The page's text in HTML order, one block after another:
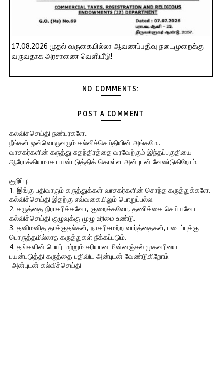
17.08.2026 முதல் வருகையில்லா ஆவணப்பதிவு நடைமுறைக்கு
வருவதாக அரசாணை வெளியீடு!
NO COMMENTS:
POST A COMMENT
கல்விச்செய்தி நண்பர்களே..
நீங்கள் ஒவ்வொருவரும் கல்விச்செய்தியின் அங்கமே..
வாசகர்களின் கருத்து சுதந்திரத்தை வரவேற்கும் இந்தப்பகுதியை
ஆரோக்கியமாக பயன்படுத்திக் கொள்ள அன்புடன் வேண்டுகிறோம்.
குறிப்பு:
1. இங்கு பதிவாகும் கருத்துக்கள் வாசகர்களின் சொந்த கருத்துக்களே.
கல்விச்செய்தி இதற்கு எவ்வகையிலும் பொறுப்பல்ல.
2. கருத்தை நிராகரிக்கவோ, குறைக்கவோ, தணிக்கை செய்யவோ
கல்விச்செய்தி குழுவுக்கு முழு உரிமை உண்டு.
3. தனிமனித தாக்குதல்கள், நாகரிகமற்ற வார்த்தைகள், படைப்புக்கு
பொருத்தமில்லாத கருத்துகள் நீக்கப்படும்.
4. தங்களின் பெயர் மற்றும் சரியான மின்னஞ்சல் முகவரியை
பயன்படுத்தி கருத்தை பதிவிட அன்புடன் வேண்டுகிறோம்.
-அன்புடன் கல்விச்செய்தி